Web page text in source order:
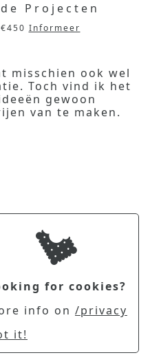
Projecten
€450 Informeer
misschien ook wel
Toch vind ik het
gewoon
van te maken.
for cookies?
info on /privacy
it!